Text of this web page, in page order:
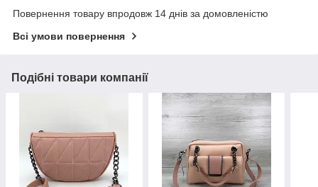
Повернення товару впродовж 14 днів за домовленістю
Всі умови повернення
Подібні товари компанії